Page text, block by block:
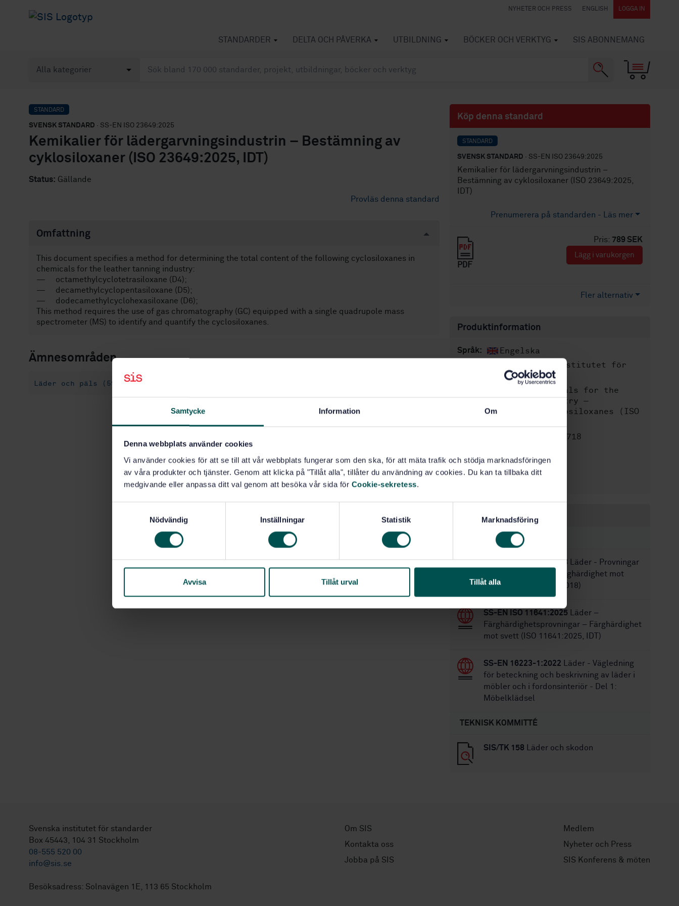
Samtycke Information Om
Denna webbplats använder cookies
Vi använder cookies för att se till att vår webbplats fungerar som den ska, för att mäta trafik och stödja marknadsföringen
av våra produkter och tjänster. Genom att klicka på "Tillåt alla", tillåter du användning av cookies. Du kan ta tillbaka ditt
medgivande eller anpassa ditt val genom att besöka vår sida för Cookie-sekretess.
s
Nödvändig Inställningar Statistik Marknadsföring
Avvisa Tillåt urval Tillåt alla
NYHETER OCH PRESS ENGLISH LOGGA IN
STANDARDER DELTA OCH PÅVERKA UTBILDNING BÖCKER OCH VERKTYG SIS ABONNEMANG
STANDARD
SVENSK STANDARD · SS-EN ISO 23649:2025
Kemikalier för lädergarvningsindustrin – Bestämning av
cyklosiloxaner (ISO 23649:2025, IDT)
Status: Gällande
Provläs denna standard
Omfattning
This document specifies a method for determining the total content of the following cyclosiloxanes in
chemicals for the leather tanning industry:
— octamethylcyclotetrasiloxane (D4);
— decamethylcyclopentasiloxane (D5);
— dodecamethylcyclohexasiloxane (D6);
This method requires the use of gas chromatography (GC) equipped with a single quadrupole mass
spectrometer (MS) to identify and quantify the cyclosiloxanes.
Ämnesområden
Läder och päls (59.140.30)
Köp denna standard
STANDARD
SVENSK STANDARD · SS-EN ISO 23649:2025
Kemikalier för lädergarvningsindustrin –
Bestämning av cyklosiloxaner (ISO 23649:2025,
IDT)
Prenumerera på standarden - Läs mer
Pris: 789 SEK
PDF
Lägg i varukorgen
Fler alternativ
Produktinformation
Språk: Engelska
Svenska institutet för
standarder
Chemicals for the
leather tanning industry —
Determination of cyclosiloxanes (ISO
STD-82095718
Fastställd: 2025-05-16
Inom samma område
STANDARDER
SS-EN ISO 11640:2018 Läder - Provningar
för färghärdighet - Färghärdighet mot
gnidning (ISO 11640:2018)
SS-EN ISO 11641:2025 Läder –
Färghärdighetsprovningar – Färghärdighet
mot svett (ISO 11641:2025, IDT)
SS-EN 16223-1:2022 Läder - Vägledning
för beteckning och beskrivning av läder i
möbler och i fordonsinteriör - Del 1:
Möbelklädsel
TEKNISK KOMMITTÉ
SIS/TK 158 Läder och skodon
Svenska institutet för standarder
Box 45443, 104 31 Stockholm
08-555 520 00
info@sis.se
Besöksadress: Solnavägen 1E, 113 65 Stockholm
Om SIS
Kontakta oss
Jobba på SIS
Medlem
Nyheter och Press
SIS Konferens & möten